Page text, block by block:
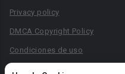
Privacy policy
DMCA Copyright Policy
Condiciones de uso